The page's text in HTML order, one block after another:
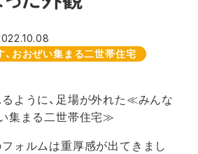
日
、おおぜい集まる二世帯住宅
ように、足場が外れた≪みんな
集まる二世帯住宅≫
ォルムは重厚感が出てきまし